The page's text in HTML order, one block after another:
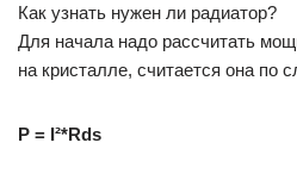
Как узнать нужен ли радиатор?
Для начала надо рассчитать
на кристалле, считается она
P = I²*Rds